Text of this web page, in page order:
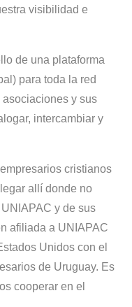
visibilidad e
de una plataforma
para toda la red
y sus
intercambiar y
cristianos
allí donde no
y de sus
afiliada a UNIAPAC
Unidos con el
de Uruguay. Es
cooperar en el